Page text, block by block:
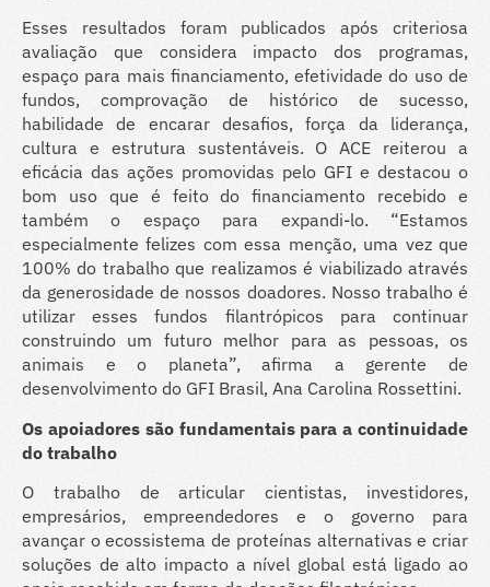
Esses resultados foram publicados após criteriosa
avaliação que considera impacto dos programas,
espaço para mais financiamento, efetividade do uso de
fundos, comprovação de histórico de sucesso,
habilidade de encarar desafios, força da liderança,
cultura e estrutura sustentáveis. O ACE reiterou a
eficácia das ações promovidas pelo GFI e destacou o
bom uso que é feito do financiamento recebido e
também o espaço para expandi-lo. “Estamos
especialmente felizes com essa menção, uma vez que
100% do trabalho que realizamos é viabilizado através
da generosidade de nossos doadores. Nosso trabalho é
utilizar esses fundos filantrópicos para continuar
construindo um futuro melhor para as pessoas, os
animais e o planeta”, afirma a gerente de
desenvolvimento do GFI Brasil, Ana Carolina Rossettini.
Os apoiadores são fundamentais para a continuidade
do trabalho
O trabalho de articular cientistas, investidores,
empresários, empreendedores e o governo para
avançar o ecossistema de proteínas alternativas e criar
soluções de alto impacto a nível global está ligado ao